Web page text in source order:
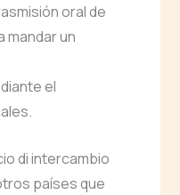
oral de
mandar un
el
di intercambio
países que